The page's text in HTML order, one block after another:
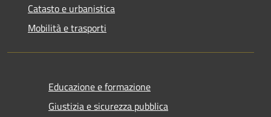
Catasto e urbanistica
Mobilità e trasporti
Educazione e formazione
Giustizia e sicurezza pubblica